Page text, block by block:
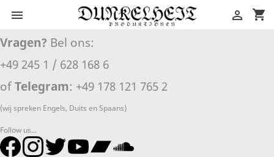
 shopping_cart

Vragen? Bel ons:
+49 245 1 / 628 168 6
of Telegram: +49 178 121 765 2
(wij spreken Engels, Duits en Spaans)
Follow us...